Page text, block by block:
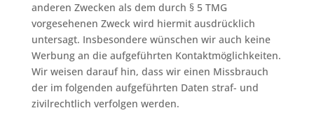
anderen Zwecken als dem durch § 5 TMG
vorgesehenen Zweck wird hiermit ausdrücklich
untersagt. Insbesondere wünschen wir auch keine
Werbung an die aufgeführten Kontaktmöglichkeiten.
Wir weisen darauf hin, dass wir einen Missbrauch
der im folgenden aufgeführten Daten straf- und
zivilrechtlich verfolgen werden.